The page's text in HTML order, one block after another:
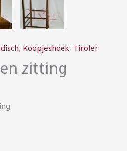
, Koopjeshoek, Tiroler
zitting